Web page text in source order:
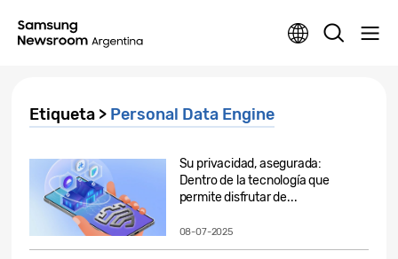
Etiqueta > Personal Data Engine
Su privacidad, asegurada:
Dentro de la tecnología que
permite disfrutar de...
08-07-2025